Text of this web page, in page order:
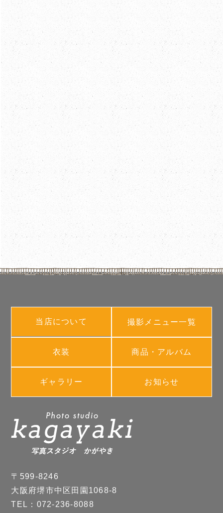
当店について 撮影メニュー一覧
衣装 商品・アルバム
ギャラリー お知らせ
〒599-8246
大阪府堺市中区田園1068-8
TEL：072-236-8088